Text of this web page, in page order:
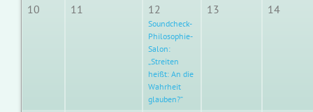
10 11 12
Soundcheck-
Philosophie-
Salon:
„Streiten
heißt: An die
Wahrheit
glauben?“
13 14